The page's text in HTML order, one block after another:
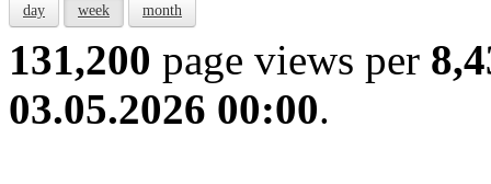
day week month
131,200 page views per
03.05.2026 00:00.